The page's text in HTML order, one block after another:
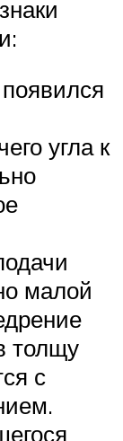
угла к
малой
толщу
с